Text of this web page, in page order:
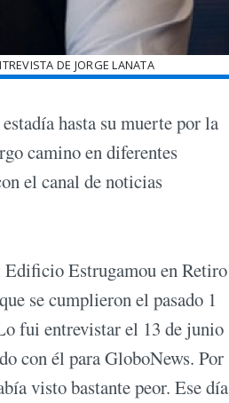
DE JORGE LANATA
hasta su muerte por la
camino en diferentes
el canal de noticias
Estrugamou en Retiro
se cumplieron el pasado 1
fui entrevistar el 13 de junio
con él para GloboNews. Por
visto bastante peor. Ese día